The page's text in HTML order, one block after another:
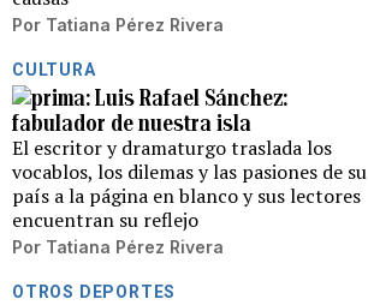
Por Tatiana Pérez Rivera
CULTURA
Luis Rafael Sánchez:
fabulador de nuestra isla
El escritor y dramaturgo traslada los
vocablos, los dilemas y las pasiones de su
país a la página en blanco y sus lectores
encuentran su reflejo
Por Tatiana Pérez Rivera
OTROS DEPORTES